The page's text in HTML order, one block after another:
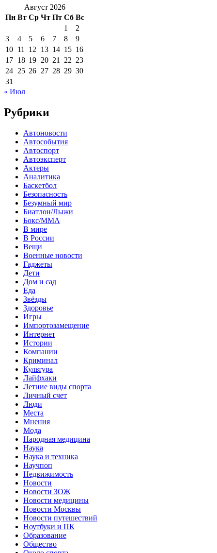
Август 2026
Пн Вт Ср Чт Пт Сб Вс
1
2
3
4 5 6 7 8
9
10 11 12 13 14 15 16
17 18 19 20 21 22 23
24 25 26 27 28 29 30
31
« Июл
Рубрики
Автоновости
Автособытия
Автоспорт
Автоэксперт
Актеры
Аналитика
Баскетбол
Безопасность
Безумный мир
Биатлон/Лыжи
Бокс/MMA
В мире
В России
Вещи
Военные новости
Гаджеты
Дети
Дом и сад
Еда
Звёзды
Здоровье
Игры
Импортозамещение
Интернет
Истории
Компании
Криминал
Культура
Лайфхаки
Летние виды спорта
Личный счет
Люди
Места
Мнения
Мода
Народная медицина
Наука
Наука и техника
Научпоп
Недвижимость
Новости
Новости ЗОЖ
Новости медицины
Новости Москвы
Новости путешествий
Ноутбуки и ПК
Образование
Общество